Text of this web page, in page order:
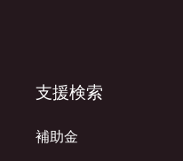
支援検索
補助金